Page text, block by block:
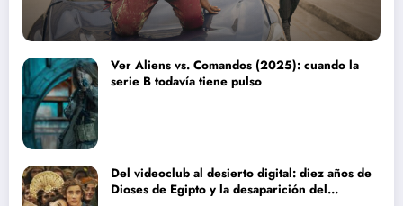
Ver Aliens vs. Comandos (2025): cuando la
serie B todavía tiene pulso
Del videoclub al desierto digital: diez años de
Dioses de Egipto y la desaparición del